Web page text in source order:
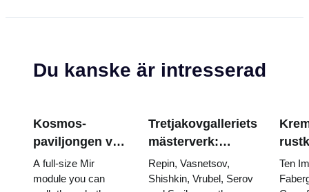
Du kanske är intresserad
Kosmos-
paviljongen vid
VDNKh: Inuti
Rysslands
A full-size Mir
module you can
Tretjakovgalleriets
mästerverk:
målningarna som
är värda att
Repin, Vasnetsov,
Shishkin, Vrubel, Serov
Ten